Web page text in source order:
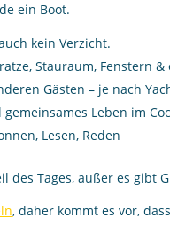
ein Boot.
kein Verzicht.
Stauraum, Fenstern
Gästen – je nach
Leben im
Lesen, Reden
des Tages, außer es gibt
, daher kommt es vor,